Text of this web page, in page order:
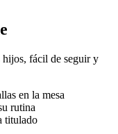
hijos, fácil de seguir y
en la mesa
rutina
titulado